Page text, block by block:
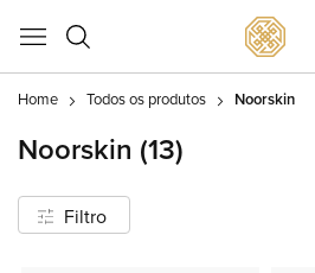
Home Todos os produtos Noorskin
Noorskin (13)
Filtro